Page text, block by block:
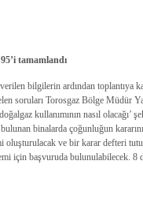
tamamlandı
bilgilerin ardından toplantıya
soruları Torosgaz Bölge Müdür
kullanımının nasıl
binalarda çoğunluğun
ve bir karar defteri
için başvuruda bulunulabilecek. 8